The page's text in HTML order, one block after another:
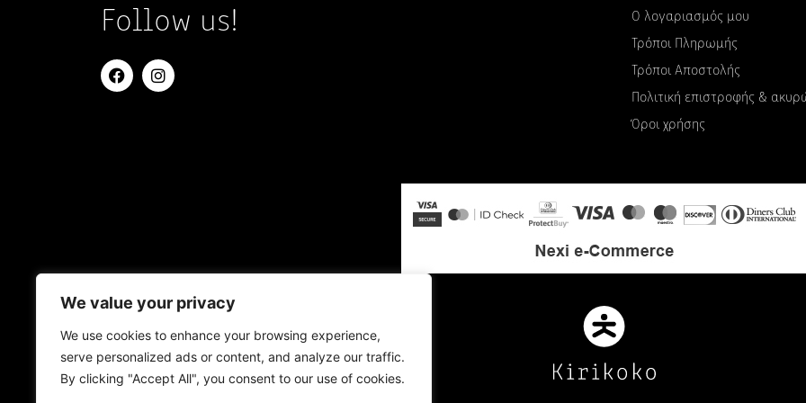
We value your privacy
We use cookies to enhance your browsing experience,
serve personalized ads or content, and analyze our traffic.
By clicking "Accept All", you consent to our use of cookies.
Follow us!
Ο λογαριασμός μου
Τρόποι Πληρωμής
Τρόποι Αποστολής
Πολιτική επιστροφής &
Όροι χρήσης